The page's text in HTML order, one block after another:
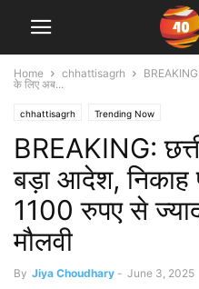
Home chhattisagrh
के लिए अब...
chhattisagrh Trending Now
BREAKING:
बड़ा आदेश, निकाह
1100 रुपए से
मौलवी
By Jiya Choudhary - June 3, 2025